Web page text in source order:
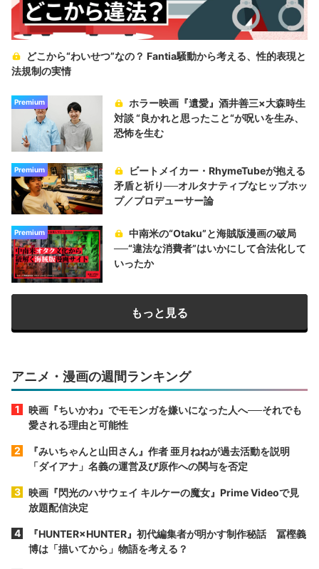
どこから“わいせつ”なの？ Fantia騒動から考える、性的表現と
法規制の実情
Premium
ホラー映画『遺愛』酒井善三×大森時生
対談 “良かれと思ったこと“が呪いを生み、
恐怖を生む
Premium
ビートメイカー・RhymeTubeが抱える
矛盾と祈り──オルタナティブなヒップホッ
プ／プロデューサー論
Premium
中南米の“Otaku”と海賊版漫画の破局
──“違法な消費者”はいかにして合法化して
いったか
もっと見る
アニメ・漫画の週間ランキング
映画『ちいかわ』でモモンガを嫌いになった人へ──それでも
愛される理由と可能性
『みいちゃんと山田さん』作者 亜月ねねが過去活動を説明
「ダイアナ」名義の運営及び原作への関与を否定
映画『閃光のハサウェイ キルケーの魔女』Prime Videoで見
放題配信決定
『HUNTER×HUNTER』初代編集者が明かす制作秘話 冨樫義
博は「描いてから」物語を考える？